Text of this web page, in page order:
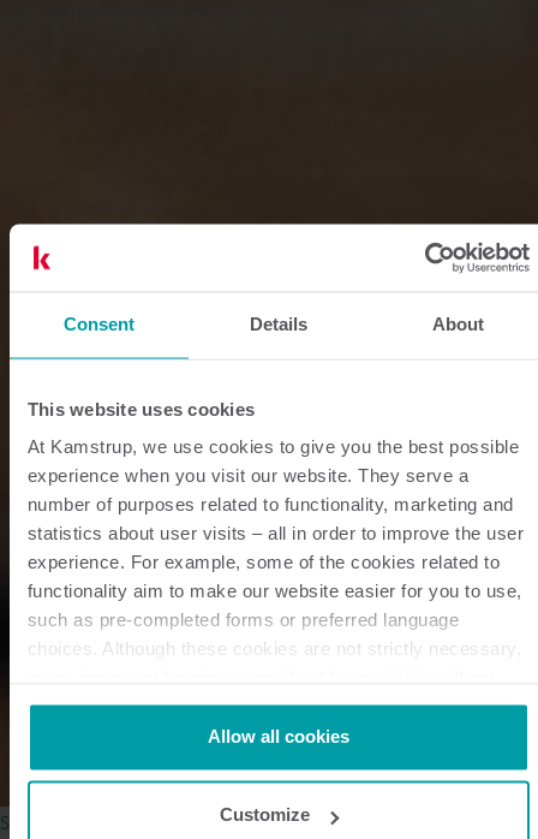
Consent Details About
This website uses cookies
At Kamstrup, we use cookies to give you the best possible
experience when you visit our website. They serve a
number of purposes related to functionality, marketing and
statistics about user visits – all in order to improve the user
experience. For example, some of the cookies related to
functionality aim to make our website easier for you to use,
such as pre-completed forms or preferred language
choices. Although these cookies are not strictly necessary,
them.
Kamstrup makes use of third-party cookies. A third-party
cookie is installed by someone other than us, such as other
Allow all cookies
Customize
Se case-videoen